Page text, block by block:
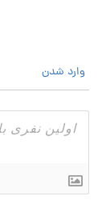
وارد شدن